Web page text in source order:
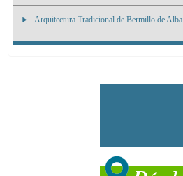
Arquitectura Tradicional de Bermillo de Alba